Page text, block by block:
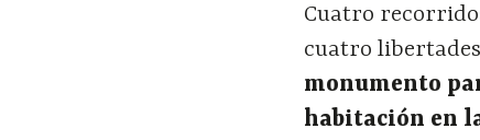
Cuatro
cuatro
monumento
habitación en